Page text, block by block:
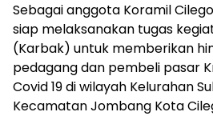
Sebagai anggota Koramil
siap melaksanakan tugas
(Karbak) untuk memberikan
pedagang dan pembeli pasar
Covid 19 di wilayah Kelurahan
Kecamatan Jombang Kota